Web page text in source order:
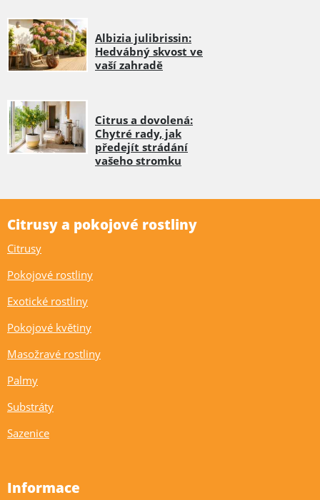
Albizia julibrissin:
Hedvábný skvost ve
vaší zahradě
Citrus a dovolená:
Chytré rady, jak
předejít strádání
vašeho stromku
Citrusy a pokojové rostliny
Citrusy
Pokojové rostliny
Exotické rostliny
Pokojové květiny
Masožravé rostliny
Palmy
Substráty
Sazenice
Informace